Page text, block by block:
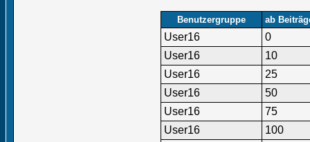
Benutzergruppe ab
User16
0
User16
10
User16
25
User16
50
User16
75
User16
100